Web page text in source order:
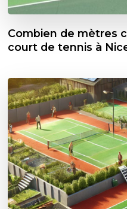
Combien de mètres
court de tennis à